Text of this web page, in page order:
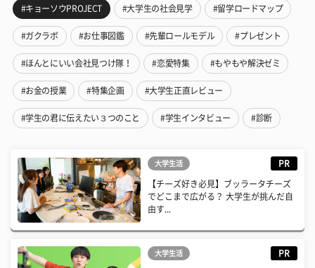
#キョーソウPROJECT #大学生の社会見学 #留学ロードマップ
#ガクラボ #お仕事図鑑 #先輩ロールモデル #プレゼント
#ほんとにいい会社見つけ隊！ #恋愛特集 #もやもや解決ゼミ
#お金の授業 #特集企画 #大学生正直レビュー
#学生の君に伝えたい３つのこと #学生インタビュー #診断
大学生活 PR
【チーズ好き必見】ブッラータチーズ
でどこまで広がる？ 大学生が挑んだ自
由す...
大学生活 PR